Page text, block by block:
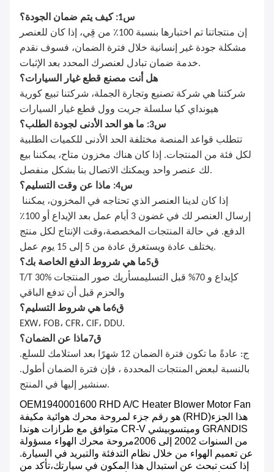
س1: كيف يتم ضمان الجودة؟
إن منتجاتنا تم اختبارها بنسبة 100٪ من قِي، إذا كان للعنصر
مشكلة جودة غير إنسانية خلال فترة الضمان، فسوف نقدم
خدمة ضمان تبادل لعنصرك المحدد بعد الإثبات.
هل أنت مصنع قطع غيار السيارات؟
شركتنا هي شركة تصنيع وتجارة الجملة، شركتنا تبيع كورية
هيونداي كيا سلسلة جريت وول قطع غيار السيارات
س3: ما هو الحد الأدنى لجودة الطلب؟
تتطلب قواعد المنصة مختلفة الحد الأدنى للكميات الطلبية
لكل فئة من المنتجات. إذا كان هناك مخزون متاح، يمكننا بيع
لك عنصر واحد ويمكنك الاتصال بنا بشكل منفصل.
س4: ماذا عن وقت التسليم؟
إذا كان لدينا العنصر الذي تحتاجه في المخزون، يمكننا
إرسال العنصر لك في غضون 3 أيام عمل بعد الإيداع أو 100٪
الدفع. في حالة المنتجات المخصصة،وقت الإنتاج لكل منتج
يختلف عادة ويستغرق عادة من 5 إلى 15 يوم عمل.
ق5ما هي شروط الدفع الخاصة بك؟
T/T 30% كإيداع و 70% قبل التسليم
سأريك صور المنتجات
والحزم قبل أن تدفع الباقي
ق6ما هي شروط التسليم؟
EXW، FOB، CFR، CIF، DDU.
ق7ماذا عن الضمان؟
ج: عادةً ما تكون فترة الضمان 12 شهرًا بعد استلامك للسلع.
بالنسبة لبعض المنتجات المحددة ، فإن فترة الضمان أطول.
سنشير إليها في المنتج.
OEM1940001600 RHD A/C Heater Blower Motor Fan
هو رقم جزء لمروحة محرك هوائية مكيفة (RHD)هذا الجزء
متوافق مع طرازات هوندا CR-V وميتسوبيشي GRANDIS
من السنوات 2002 إلى 2006مروحة محرك الهواء مسؤولة
عن تعميم الهواء من خلال نظام التدفئة والتبريد في السيارة.
إذا كنت تبحث عن استبدال هذا المكون في سيارتك،تأكد من